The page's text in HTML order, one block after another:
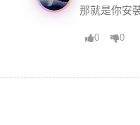
那就是你安
0 0